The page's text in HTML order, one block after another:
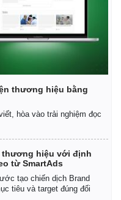
thương hiệu bằng
hòa vào trải nghiệm đọc
thương hiệu với định
từ SmartAds
tạo chiến dịch Brand
tiêu và target đúng đối